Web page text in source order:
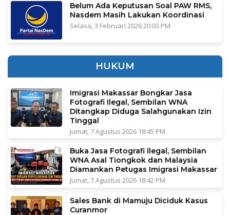
Belum Ada Keputusan Soal PAW RMS,
Nasdem Masih Lakukan Koordinasi
Selasa, 3 Februari 2026 20:03 PM
HUKUM
Imigrasi Makassar Bongkar Jasa
Fotografi Ilegal, Sembilan WNA
Ditangkap Diduga Salahgunakan Izin
Tinggal
Jumat, 7 Agustus 2026 18:45 PM
Buka Jasa Fotografi Ilegal, Sembilan
WNA Asal Tiongkok dan Malaysia
Diamankan Petugas Imigrasi Makassar
Jumat, 7 Agustus 2026 18:42 PM
Sales Bank di Mamuju Diciduk Kasus
Curanmor